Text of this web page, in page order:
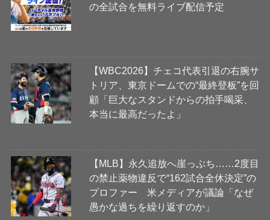
の全試合を無料ライブ配信予定
【WBC2026】チェコ代表引退の右腕サ
トリア、東京ドームでの“最終登板”を回
顧「巨大なスタンドからの拍手喝采、
本当に最高だったよ」
【MLB】永久追放へ崖っぷち……2度目
の禁止薬物違反で“162試合全休決定”の
プロファー 米メディアが議論「なぜ
愚かな過ちを繰り返すのか」